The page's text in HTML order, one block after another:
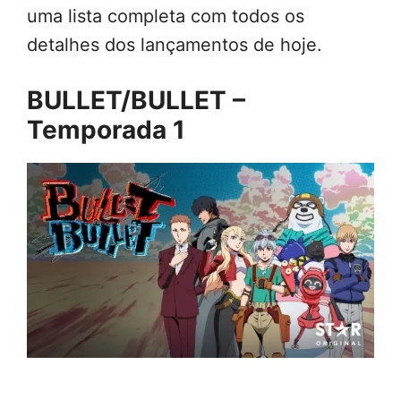
uma lista completa com todos os
detalhes dos lançamentos de hoje.
BULLET/BULLET –
Temporada 1